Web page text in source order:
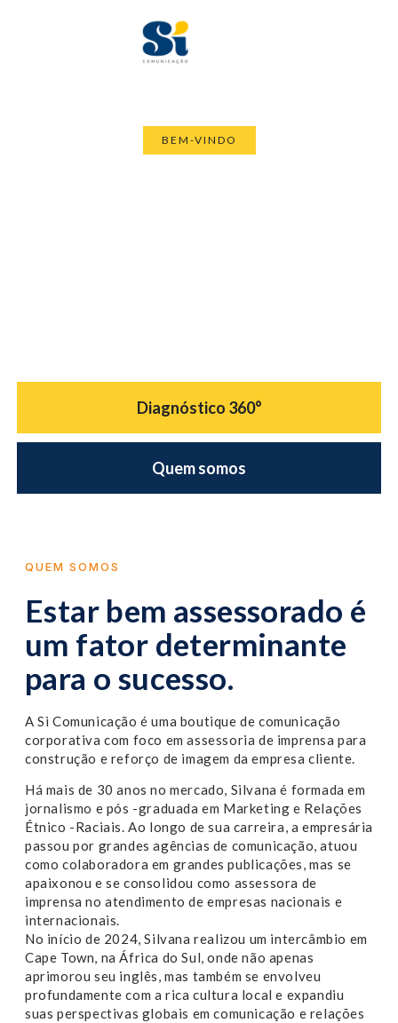
BEM-VINDO
Diagnóstico 360°
Quem somos
QUEM SOMOS
Estar bem assessorado é
um fator determinante
para o sucesso.
A Si Comunicação é uma boutique de comunicação
corporativa com foco em assessoria de imprensa para
construção e reforço de imagem da empresa cliente.
Há mais de 30 anos no mercado, Silvana é formada em
jornalismo e pós -graduada em Marketing e Relações
Étnico -Raciais. Ao longo de sua carreira, a empresária
passou por grandes agências de comunicação, atuou
como colaboradora em grandes publicações, mas se
apaixonou e se consolidou como assessora de
imprensa no atendimento de empresas nacionais e
internacionais.
No início de 2024, Silvana realizou um intercâmbio em
Cape Town, na África do Sul, onde não apenas
aprimorou seu inglês, mas também se envolveu
profundamente com a rica cultura local e expandiu
suas perspectivas globais em comunicação e relações